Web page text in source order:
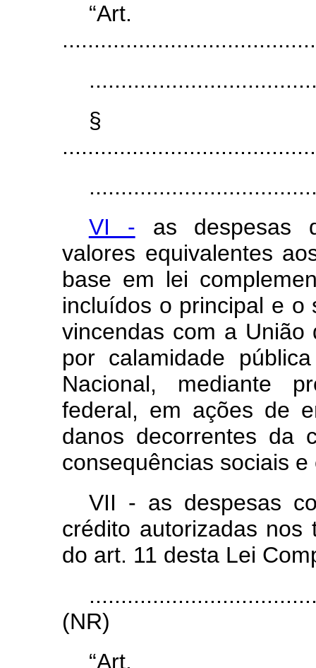
§
VI - as despesas
valores equivalentes
base em lei
incluídos o principal e o
vincendas com a União
por calamidade
Nacional, mediante
federal, em ações de
danos decorrentes da
consequências sociais
VII - as despesas
crédito autorizadas
do art. 11 desta Lei
(NR)